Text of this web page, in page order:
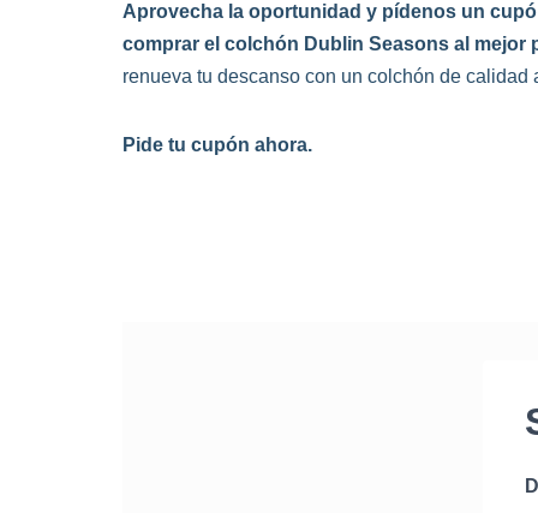
Aprovecha la oportunidad y pídenos un
comprar el colchón Dublin Seasons al mejor
renueva tu descanso con un colchón de calidad
Pide tu cupón ahora.